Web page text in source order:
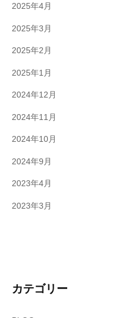
2025年4月
2025年3月
2025年2月
2025年1月
2024年12月
2024年11月
2024年10月
2024年9月
2023年4月
2023年3月
カテゴリー